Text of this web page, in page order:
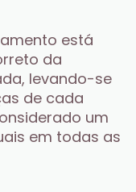
está
da
levando-se
de cada
um
em todas as